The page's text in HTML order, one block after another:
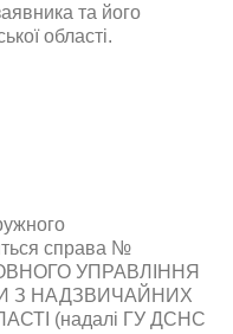
та його
області.
справа №
УПРАВЛІННЯ
З НАДЗВИЧАЙНИХ
(надалі ГУ ДСНС